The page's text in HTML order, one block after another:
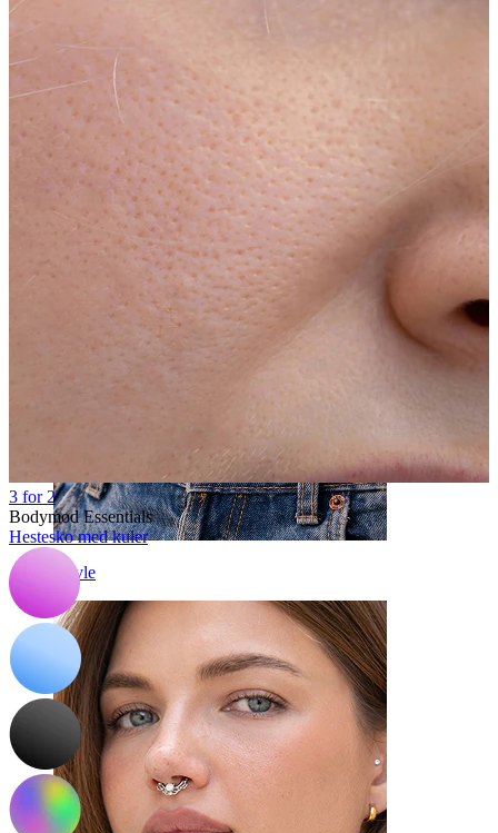
Nese
Navle
3 for 2
Bodymod Essentials
Hestesko med kuler